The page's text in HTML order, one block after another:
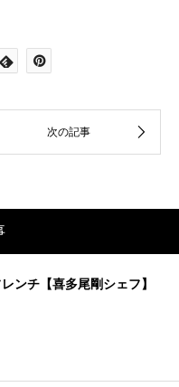
ンチ【喜多尾剛シェフ】